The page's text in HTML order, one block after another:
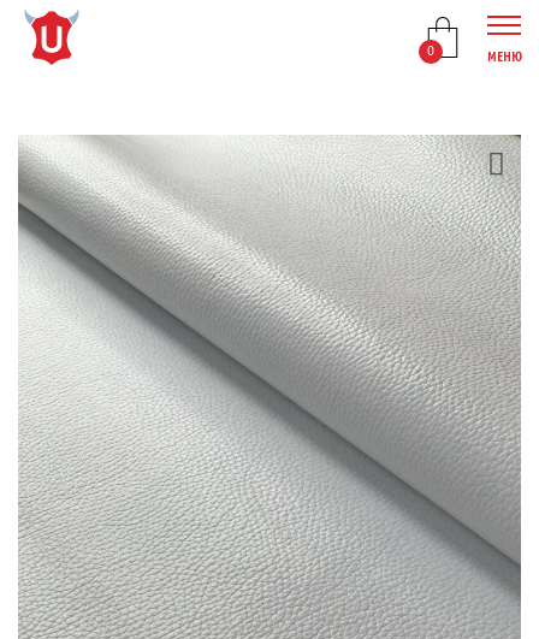
МЕНЮ
0